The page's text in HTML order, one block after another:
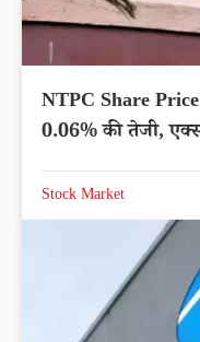
NTPC Share
0.06% की तेजी,
Stock Market